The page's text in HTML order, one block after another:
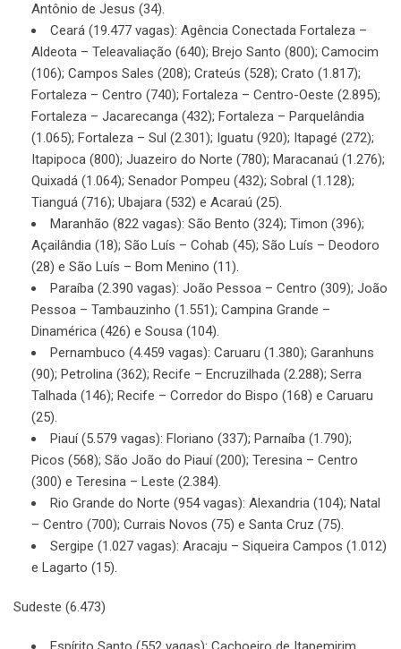
Antônio de Jesus (34).
Ceará (19.477 vagas): Agência Conectada Fortaleza –
Aldeota – Teleavaliação (640); Brejo Santo (800); Camocim
(106); Campos Sales (208); Crateús (528); Crato (1.817);
Fortaleza – Centro (740); Fortaleza – Centro-Oeste (2.895);
Fortaleza – Jacarecanga (432); Fortaleza – Parquelândia
(1.065); Fortaleza – Sul (2.301); Iguatu (920); Itapagé (272);
Itapipoca (800); Juazeiro do Norte (780); Maracanaú (1.276);
Quixadá (1.064); Senador Pompeu (432); Sobral (1.128);
Tianguá (716); Ubajara (532) e Acaraú (25).
Maranhão (822 vagas): São Bento (324); Timon (396);
Açailândia (18); São Luís – Cohab (45); São Luís – Deodoro
(28) e São Luís – Bom Menino (11).
Paraíba (2.390 vagas): João Pessoa – Centro (309); João
Pessoa – Tambauzinho (1.551); Campina Grande –
Dinamérica (426) e Sousa (104).
Pernambuco (4.459 vagas): Caruaru (1.380); Garanhuns
(90); Petrolina (362); Recife – Encruzilhada (2.288); Serra
Talhada (146); Recife – Corredor do Bispo (168) e Caruaru
(25).
Piauí (5.579 vagas): Floriano (337); Parnaíba (1.790);
Picos (568); São João do Piauí (200); Teresina – Centro
(300) e Teresina – Leste (2.384).
Rio Grande do Norte (954 vagas): Alexandria (104); Natal
– Centro (700); Currais Novos (75) e Santa Cruz (75).
Sergipe (1.027 vagas): Aracaju – Siqueira Campos (1.012)
e Lagarto (15).
Sudeste (6.473)